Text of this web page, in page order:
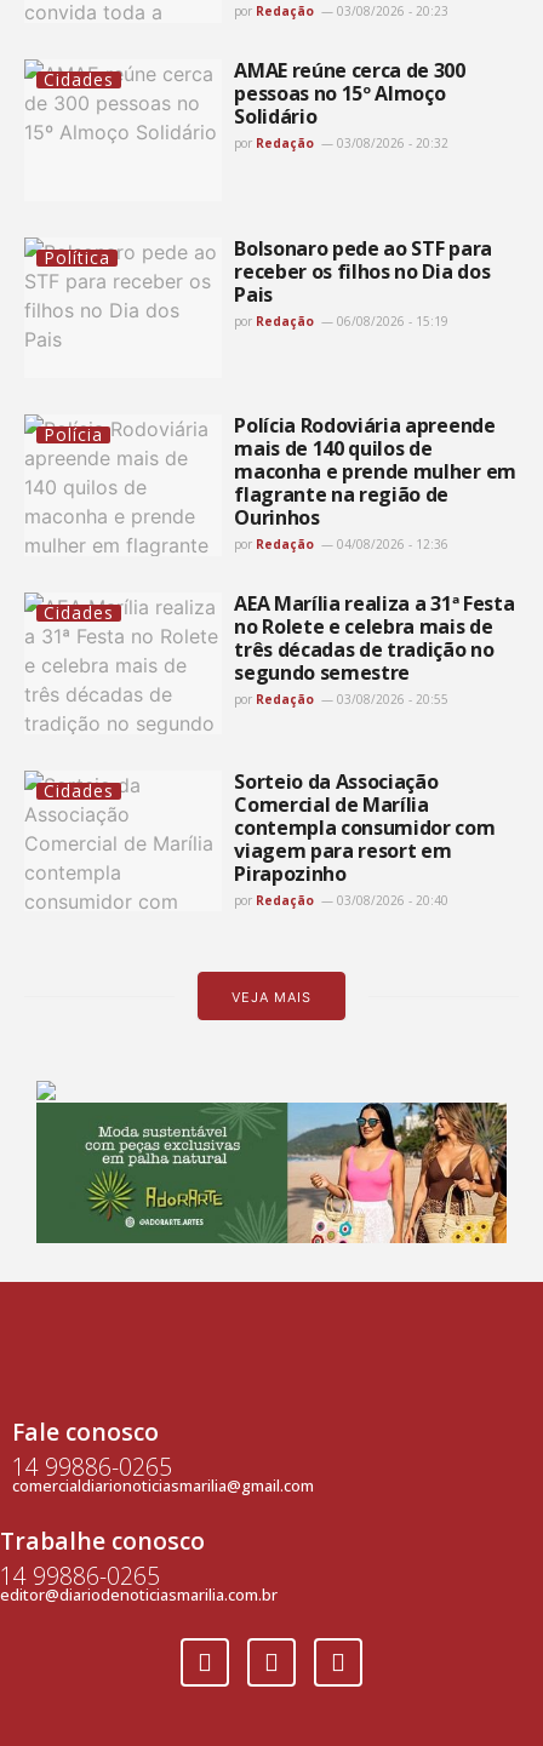
por Redação 03/08/2026 - 20:23
Cidades
AMAE reúne cerca de 300
pessoas no 15º Almoço
Solidário
por Redação 03/08/2026 - 20:32
Política
Bolsonaro pede ao STF para
receber os filhos no Dia dos
Pais
por Redação 06/08/2026 - 15:19
Polícia
Polícia Rodoviária apreende
mais de 140 quilos de
maconha e prende mulher em
flagrante na região de
Ourinhos
por Redação 04/08/2026 - 12:36
Cidades
AEA Marília realiza a 31ª Festa
no Rolete e celebra mais de
três décadas de tradição no
segundo semestre
por Redação 03/08/2026 - 20:55
Cidades
Sorteio da Associação
Comercial de Marília
contempla consumidor com
viagem para resort em
Pirapozinho
por Redação 03/08/2026 - 20:40
VEJA MAIS
Fale conosco
14 99886-0265
comercialdiarionoticiasmarilia@gmail.com
Trabalhe conosco
14 99886-0265
editor@diariodenoticiasmarilia.com.br